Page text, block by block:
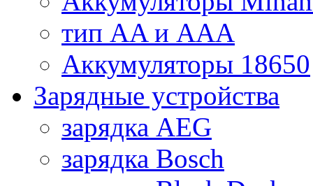
тип AA и AAA
Аккумуляторы 18650
Зарядные устройства
зарядка AEG
зарядка Bosch